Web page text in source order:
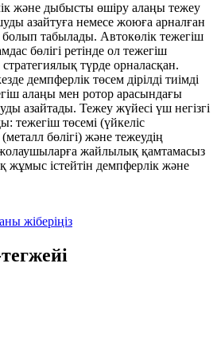
және дыбысты өшіру алаңы тежеу
азайтуға немесе жоюға арналған
табылады. Автокөлік тежегіш
бөлігі ретінде ол тежегіш
түрде орналасқан.
демпферлік төсем дірілді тиімді
алаңы мен ротор арасындағы
азайтады. Тежеу жүйесі үш негізгі
тежегіш төсемі (үйкеліс
бөлігі) және тежеудің
жолаушыларға жайлылық қамтамасыз
жұмыс істейтін демпферлік және
жіберіңіз